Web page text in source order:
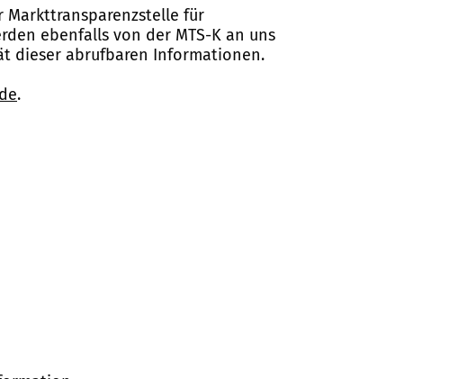
Markttransparenzstelle für
ebenfalls von der MTS-K an uns
dieser abrufbaren Informationen.
.